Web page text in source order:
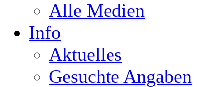
Alle Medien
Info
Aktuelles
Gesuchte Angaben